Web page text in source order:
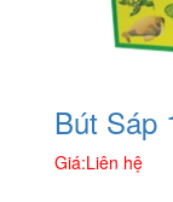
Bút Sáp
Giá:Liên hệ